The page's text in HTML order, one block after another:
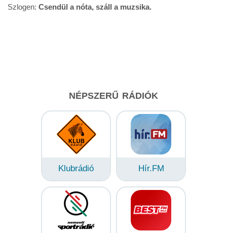
Szlogen: Csendül a nóta, száll a muzsika.
NÉPSZERŰ RÁDIÓK
Klubrádió Hír.FM